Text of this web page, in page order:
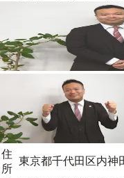
住
所
東京都千代田区内神